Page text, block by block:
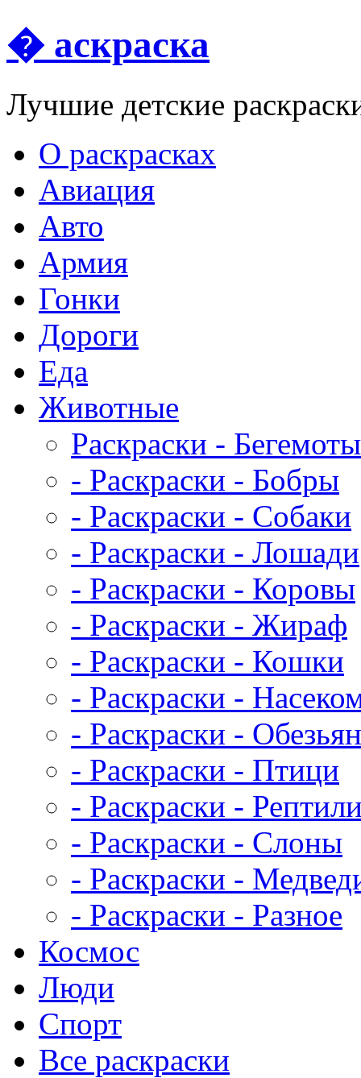
� аскраска
Лучшие детские
О раскрасках
Авиация
Авто
Армия
Гонки
Дороги
Еда
Животныe
Раскраски - Бегемоты
- Раскраски - Бобры
- Раскраски - Собаки
- Раскраски - Лошади
- Раскраски - Коровы
- Раскраски - Жираф
- Раскраски - Кошки
- Раскраски -
- Раскраски -
- Раскраски - Птици
- Раскраски -
- Раскраски - Слоны
- Раскраски -
- Раскраски - Разное
Космос
Люди
Спорт
Все раскраски